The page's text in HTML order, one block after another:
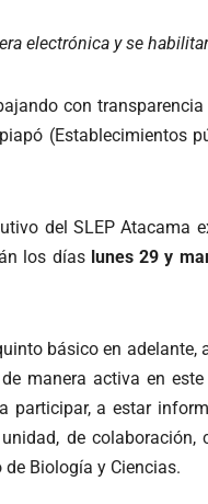
electrónica y se
con
(Establecimientos
del SLEP
los días lunes 29 y
básico en
manera activa en
participar, a estar
de
Biología y Ciencias.